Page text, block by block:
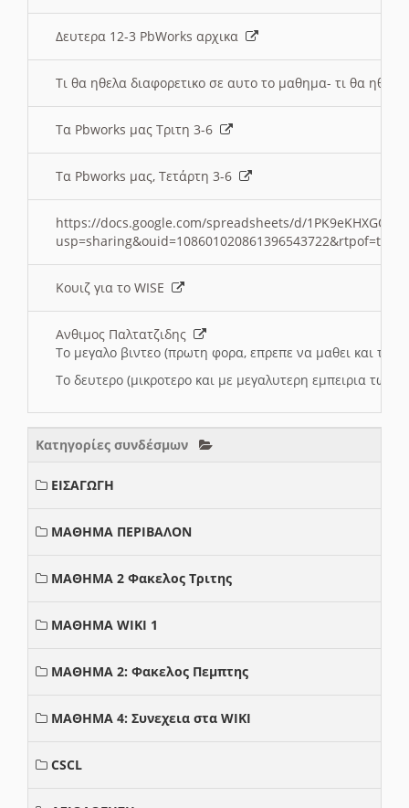
Δευτερα 12-3 PbWorks αρχικα
Τι θα ηθελα διαφορετικο σε αυτο το μαθημα- τι θα
Τα Pbworks μας Τριτη 3-6
Τα Pbworks μας, Τετάρτη 3-6
https://docs.google.com/spreadsheets/d/
Κουιζ για το WISE
Ανθιμος Παλτατζιδης
Το μεγαλο βιντεο (πρωτη φορα, επρεπε να μαθει και το
Το δευτερο (μικροτερο και με μεγαλυτερη εμπειρια
Κατηγορίες συνδέσμων
ΕΙΣΑΓΩΓΗ
ΜΑΘΗΜΑ ΠΕΡΙΒΑΛΟΝ
ΜΑΘΗΜΑ 2 Φακελος Τριτης
ΜΑΘΗΜΑ WIKI 1
ΜΑΘΗΜΑ 2: Φακελος Πεμπτης
ΜΑΘΗΜΑ 4: Συνεχεια στα WIKI
CSCL